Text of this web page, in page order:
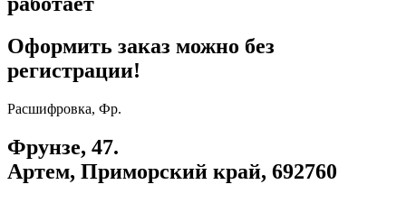
Оформить заказ можно без
регистрации!
Расшифровка, Фр.
Фрунзе, 47.
Артем, Приморский край, 692760